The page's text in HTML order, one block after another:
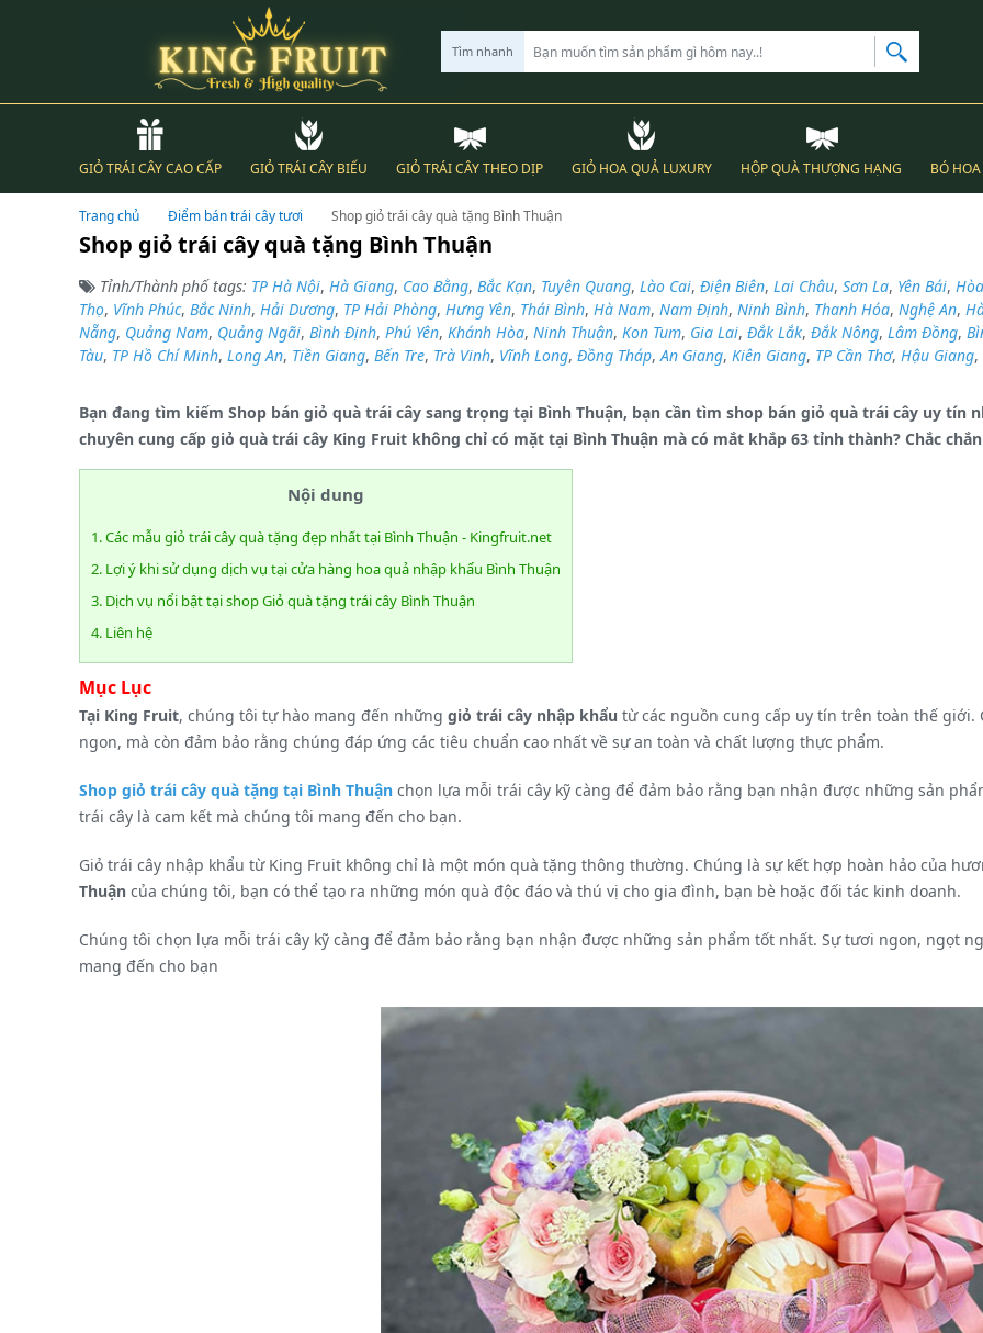
Tìm nhanh
GIỎ TRÁI CÂY CAO CẤP GIỎ TRÁI CÂY BIẾU GIỎ TRÁI CÂY THEO DỊP GIỎ HOA QUẢ LUXURY HỘP QUÀ THƯỢNG HẠNG BÓ
Trang chủ Điểm bán trái cây tươi Shop giỏ trái cây quà tặng Bình Thuận
Shop giỏ trái cây quà tặng Bình Thuận
Tỉnh/Thành phố tags: TP Hà Nội, Hà Giang, Cao Bằng, Bắc Kạn, Tuyên Quang, Lào Cai, Điện Biên, Lai Châu, Sơn La, Yên Bái,
Thọ, Vĩnh Phúc, Bắc Ninh, Hải Dương, TP Hải Phòng, Hưng Yên, Thái Bình, Hà Nam, Nam Định, Ninh Bình, Thanh Hóa, Nghệ An,
Nẵng, Quảng Nam, Quảng Ngãi, Bình Định, Phú Yên, Khánh Hòa, Ninh Thuận, Kon Tum, Gia Lai, Đắk Lắk, Đắk Nông, Lâm Đồng,
Tàu, TP Hồ Chí Minh, Long An, Tiền Giang, Bến Tre, Trà Vinh, Vĩnh Long, Đồng Tháp,An Giang, Kiên Giang, TP Cần Thơ, Hậu Giang,
Bạn đang tìm kiếm Shop bán giỏ quà trái cây sang trọng tại Bình Thuận, bạn cần tìm shop bán giỏ quà trái cây uy tín
chuyên cung cấp giỏ quà trái cây King Fruit không chỉ có mặt tại Bình Thuận mà có mắt khắp 63 tỉnh thành? Chắc
Nội dung
1. Các mẫu giỏ trái cây quà tặng đẹp nhất tại Bình Thuận - Kingfruit.net
2. Lợi ý khi sử dụng dịch vụ tại cửa hàng hoa quả nhập khẩu Bình Thuận
3. Dịch vụ nổi bật tại shop Giỏ quà tặng trái cây Bình Thuận
4. Liên hệ
Mục Lục
Tại King Fruit, chúng tôi tự hào mang đến những giỏ trái cây nhập khẩu từ các nguồn cung cấp uy tín trên toàn thế
ngon, mà còn đảm bảo rằng chúng đáp ứng các tiêu chuẩn cao nhất về sự an toàn và chất lượng thực phẩm.
Shop giỏ trái cây quà tặng tại Bình Thuận chọn lựa mỗi trái cây kỹ càng để đảm bảo rằng bạn nhận được những sản
trái cây là cam kết mà chúng tôi mang đến cho bạn.
Giỏ trái cây nhập khẩu từ King Fruit không chỉ là một món quà tặng thông thường. Chúng là sự kết hợp hoàn hảo của
Thuận của chúng tôi, bạn có thể tạo ra những món quà độc đáo và thú vị cho gia đình, bạn bè hoặc đối tác kinh doanh.
Chúng tôi chọn lựa mỗi trái cây kỹ càng để đảm bảo rằng bạn nhận được những sản phẩm tốt nhất. Sự tươi ngon, ngọt
mang đến cho bạn